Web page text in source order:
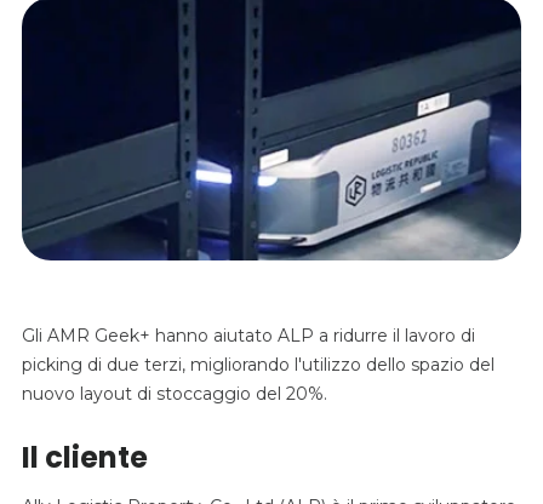
Gli AMR Geek+ hanno aiutato ALP a ridurre il lavoro di
picking di due terzi, migliorando l'utilizzo dello spazio del
nuovo layout di stoccaggio del 20%.
Il cliente